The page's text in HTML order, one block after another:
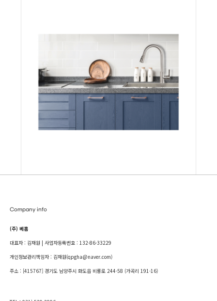
Company info
(주) 베홈
대표자 : 김재원 | 사업자등록번호 : 132-86-33229
개인정보관리책임자 : 김재원(qpgha@naver.com)
주소 : [415767] 경기도 남양주시 화도읍 비룡로 244-58 (가곡리 191-16)